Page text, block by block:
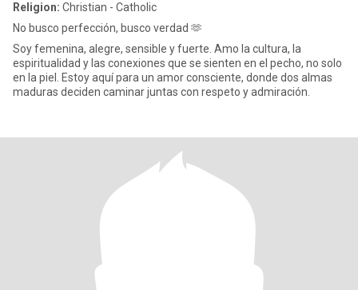
Religion: Christian - Catholic
No busco perfección, busco verdad 🫶
Soy femenina, alegre, sensible y fuerte. Amo la cultura, la
espiritualidad y las conexiones que se sienten en el pecho, no solo
en la piel. Estoy aquí para un amor consciente, donde dos almas
maduras deciden caminar juntas con respeto y admiración.